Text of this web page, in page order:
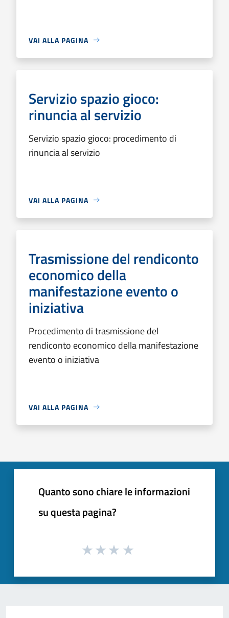
VAI ALLA PAGINA
Servizio spazio gioco:
rinuncia al servizio
Servizio spazio gioco: procedimento di
rinuncia al servizio
VAI ALLA PAGINA
Trasmissione del rendiconto
economico della
manifestazione evento o
iniziativa
Procedimento di trasmissione del
rendiconto economico della manifestazione
evento o iniziativa
VAI ALLA PAGINA
Quanto sono chiare le informazioni
su questa pagina?